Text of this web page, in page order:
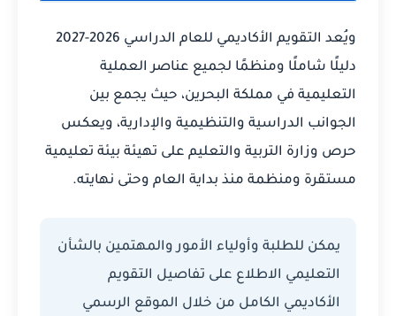
ويُعد التقويم الأكاديمي للعام الدراسي 2026-2027
دليلًا شاملًا ومنظمًا لجميع عناصر العملية
التعليمية في مملكة البحرين، حيث يجمع بين
الجوانب الدراسية والتنظيمية والإدارية، ويعكس
حرص وزارة التربية والتعليم على تهيئة بيئة تعليمية
مستقرة ومنظمة منذ بداية العام وحتى نهايته.
يمكن للطلبة وأولياء الأمور والمهتمين بالشأن
التعليمي الاطلاع على تفاصيل التقويم
الأكاديمي الكامل من خلال الموقع الرسمي